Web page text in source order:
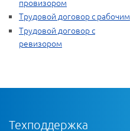
Трудовой договор с рабочим
Трудовой договор с
ревизором
Техподдержка